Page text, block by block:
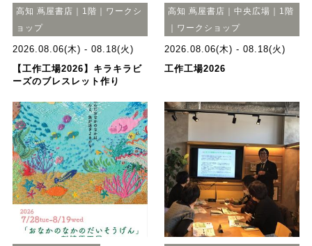
高知 蔦屋書店｜1階｜ワークシ
ョップ
2026.08.06(木) - 08.18(火)
【工作工場2026】キラキラビ
ーズのブレスレット作り
高知 蔦屋書店｜中央広場｜1階
｜ワークショップ
2026.08.06(木) - 08.18(火)
工作工場2026